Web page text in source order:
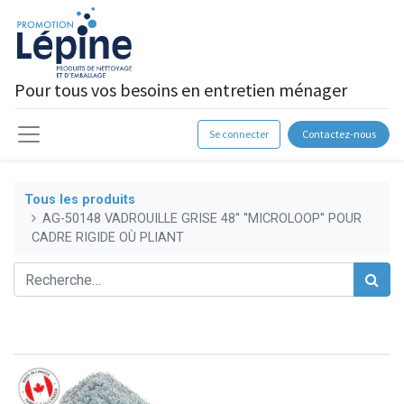
Pour tous vos besoins en entretien ménager
Se connecter Contactez-nous
Tous les produits
AG-50148 VADROUILLE GRISE 48'' ''MICROLOOP'' POUR
CADRE RIGIDE OÙ PLIANT